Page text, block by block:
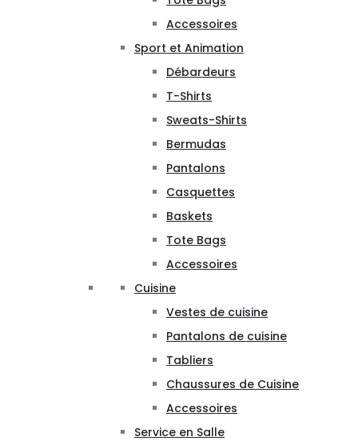
Accessoires
Sport et Animation
Débardeurs
T-Shirts
Sweats-Shirts
Bermudas
Pantalons
Casquettes
Baskets
Tote Bags
Accessoires
Cuisine
Vestes de cuisine
Pantalons de cuisine
Tabliers
Chaussures de Cuisine
Accessoires
Service en Salle